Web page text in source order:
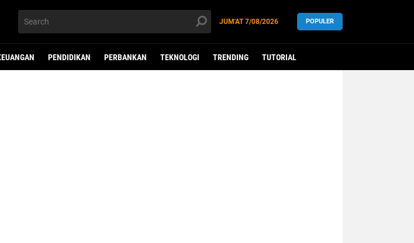
JUM'AT7/08/2026 POPULER
PENDIDIKAN PERBANKAN TEKNOLOGI TRENDING TUTORIAL